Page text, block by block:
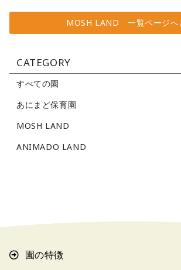
MOSH LAND 一覧ページへ
CATEGORY
すべての園
あにまど保育園
MOSH LAND
ANIMADO LAND
園の特徴